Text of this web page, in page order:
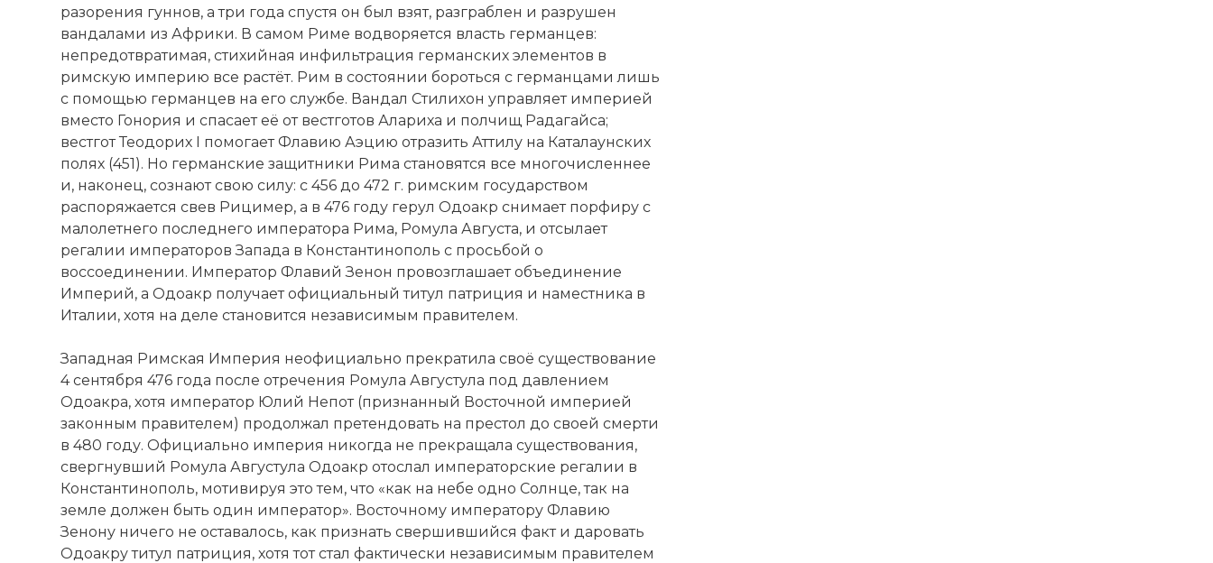
разорения гуннов, а три года спустя он был взят, разграблен и разрушен
вандалами из Африки. В самом Риме водворяется власть германцев:
непредотвратимая, стихийная инфильтрация германских элементов в
римскую империю все растёт. Рим в состоянии бороться с германцами лишь
с помощью германцев на его службе. Вандал Стилихон управляет империей
вместо Гонория и спасает её от вестготов Алариха и полчищ Радагайса;
вестгот Теодорих I помогает Флавию Аэцию отразить Аттилу на Каталаунских
полях (451). Но германские защитники Рима становятся все многочисленнее
и, наконец, сознают свою силу: с 456 до 472 г. римским государством
распоряжается свев Рицимер, а в 476 году герул Одоакр снимает порфиру с
малолетнего последнего императора Рима, Ромула Августа, и отсылает
регалии императоров Запада в Константинополь с просьбой о
воссоединении. Император Флавий Зенон провозглашает объединение
Империй, а Одоакр получает официальный титул патриция и наместника в
Италии, хотя на деле становится независимым правителем.
Западная Римская Империя неофициально прекратила своё существование
4 сентября 476 года после отречения Ромула Августула под давлением
Одоакра, хотя император Юлий Непот (признанный Восточной империей
законным правителем) продолжал претендовать на престол до своей смерти
в 480 году. Официально империя никогда не прекращала существования,
свергнувший Ромула Августула Одоакр отослал императорские регалии в
Константинополь, мотивируя это тем, что «как на небе одно Солнце, так на
земле должен быть один император». Восточному императору Флавию
Зенону ничего не оставалось, как признать свершившийся факт и даровать
Одоакру титул патриция, хотя тот стал фактически независимым правителем
История Римской Империи Документальный фильм смотреть онлайн
Имя: